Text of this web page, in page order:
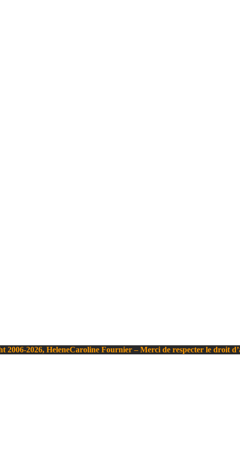
2006-2026, HeleneCaroline Fournier – Merci de respecter le droit